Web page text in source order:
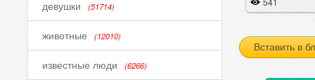
девушки (51714)
животные (12010)
известные люди (6266)
Вставить в